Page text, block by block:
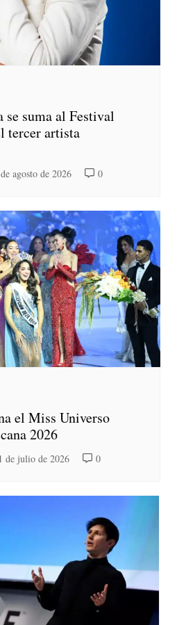
suma al Festival
tercer artista
agosto de 2026 0
el Miss Universo
2026
de julio de 2026 0